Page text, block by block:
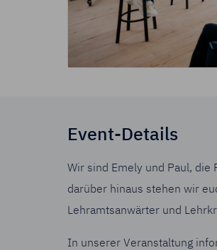
Event-Details
Wir sind Emely und Paul, die
darüber hinaus stehen wir
Lehramtsanwärter und
In unserer Veranstaltung